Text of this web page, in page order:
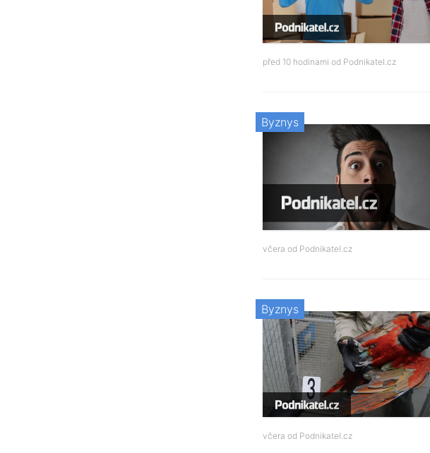
před 10 hodinami od Podnikatel.cz
Byznys
včera od Podnikatel.cz
Byznys
včera od Podnikatel.cz